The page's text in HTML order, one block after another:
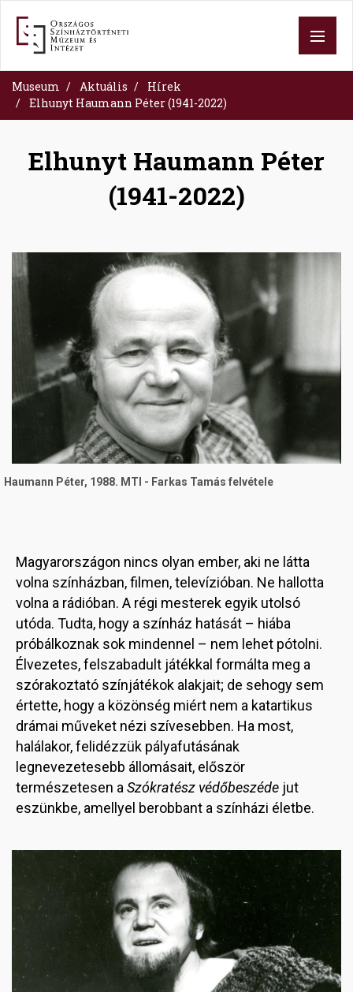
content
Museum Aktuális
Hírek
Elhunyt Haumann Péter (1941-2022)
Elhunyt Haumann Péter
(1941-2022)
Image
Haumann Péter, 1988. MTI - Farkas Tamás felvétele
Magyarországon nincs olyan ember, aki ne látta
volna színházban, filmen, televízióban. Ne hallotta
volna a rádióban. A régi mesterek egyik utolsó
utóda. Tudta, hogy a színház hatását – hiába
próbálkoznak sok mindennel – nem lehet pótolni.
Élvezetes, felszabadult játékkal formálta meg a
szórakoztató színjátékok alakjait; de sehogy sem
értette, hogy a közönség miért nem a katartikus
drámai műveket nézi szívesebben. Ha most,
halálakor, felidézzük pályafutásának
legnevezetesebb állomásait, először
természetesen a Szókratész védőbeszéde jut
eszünkbe, amellyel berobbant a színházi életbe.
Image